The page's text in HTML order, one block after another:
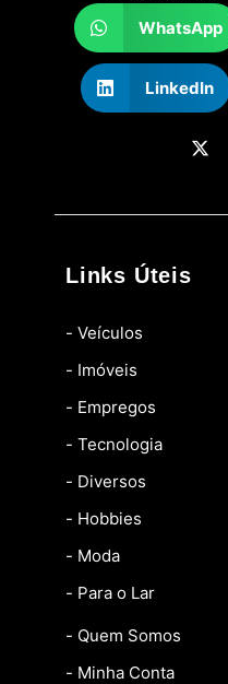
WhatsApp
LinkedIn
Links Úteis
- Veículos
- Imóveis
- Empregos
- Tecnologia
- Diversos
- Hobbies
- Moda
- Para o Lar
- Quem Somos
- Minha Conta